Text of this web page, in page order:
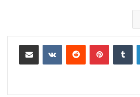
لينكدإن بينتيريست مشاركة عبر البريد